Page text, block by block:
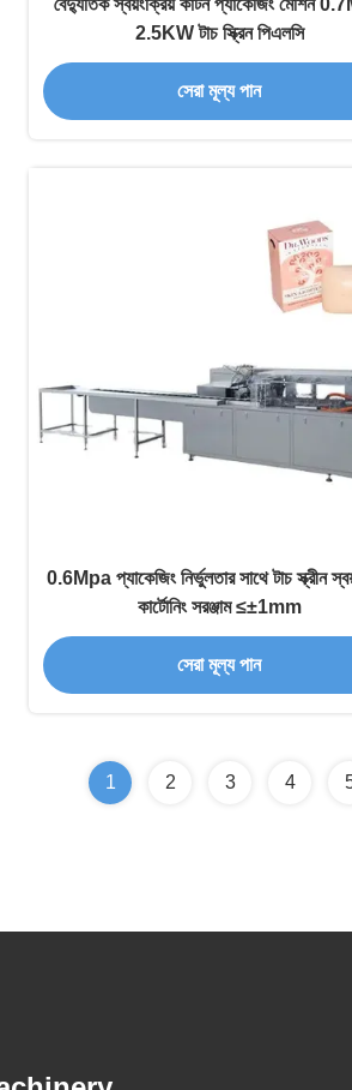
বৈদ্যুতিক স্বয়ংক্রিয় কার্টন প্যাকেজিং মেশিন
2.5KW টাচ স্ক্রিন পিএলসি
সেরা মূল্য পান
0.6Mpa প্যাকেজিং নির্ভুলতার সাথে টাচ স্ক্রীন
কার্টোনিং সরঞ্জাম ≤±1mm
সেরা মূল্য পান
1 2 3 4